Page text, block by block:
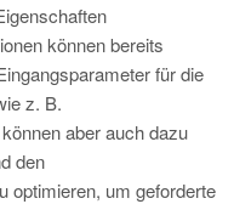
können bereits
für die
z. B.
aber auch dazu
den
optimieren, um geforderte